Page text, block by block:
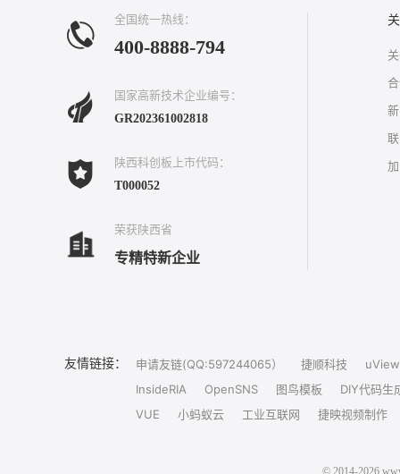
全国统一热线：
400-8888-794
国家高新技术企业编号：
GR202361002818
陕西科创板上市代码：
T000052
荣获陕西省
专精特新企业
友情链接： 申请友链(QQ:597244065） 捷顺科技
uView
InsideRIA
OpenSNS 图鸟模板
DIY代码生
VUE
小蚂蚁云 工业互联网 捷映视频制作
© 2014-2026